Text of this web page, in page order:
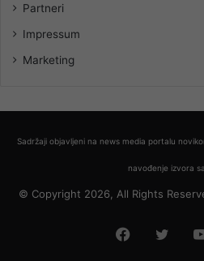
Partneri
Impressum
Marketing
Sadržaji objavljeni na news media portalu
navođenje izvora
© Copyright 2026, All Rights
Facebook